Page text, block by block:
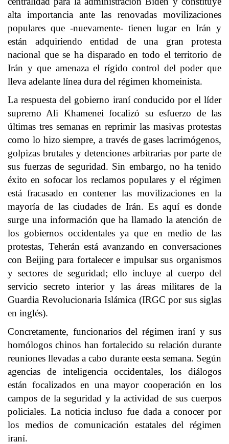
alta importancia ante las renovadas movilizaciones
populares que -nuevamente- tienen lugar en Irán y
están adquiriendo entidad de una gran protesta
nacional que se ha disparado en todo el territorio de
Irán y que amenaza el rígido control del poder que
lleva adelante línea dura del régimen khomeinista.
La respuesta del gobierno iraní conducido por el líder
supremo Ali Khamenei focalizó su esfuerzo de las
últimas tres semanas en reprimir las masivas protestas
como lo hizo siempre, a través de gases lacrimógenos,
golpizas brutales y detenciones arbitrarias por parte de
sus fuerzas de seguridad. Sin embargo, no ha tenido
éxito en sofocar los reclamos populares y el régimen
está fracasado en contener las movilizaciones en la
mayoría de las ciudades de Irán. Es aquí es donde
surge una información que ha llamado la atención de
los gobiernos occidentales ya que en medio de las
protestas, Teherán está avanzando en conversaciones
con Beijing para fortalecer e impulsar sus organismos
y sectores de seguridad; ello incluye al cuerpo del
servicio secreto interior y las áreas militares de la
Guardia Revolucionaria Islámica (IRGC por sus siglas
en inglés).
Concretamente, funcionarios del régimen iraní y sus
homólogos chinos han fortalecido su relación durante
reuniones llevadas a cabo durante eesta semana. Según
agencias de inteligencia occidentales, los diálogos
están focalizados en una mayor cooperación en los
campos de la seguridad y la actividad de sus cuerpos
policiales. La noticia incluso fue dada a conocer por
los medios de comunicación estatales del régimen
iraní.